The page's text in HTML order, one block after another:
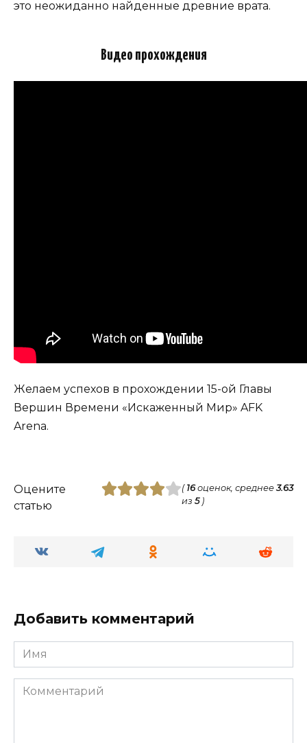
это неожиданно найденные древние врата.
Видео прохождения
Желаем успехов в прохождении 15-ой Главы
Вершин Времени «Искаженный Мир» AFK
Arena.
Оцените
статью
( 16оценок, среднее3.63
из 5)
Добавить комментарий
Имя
Комментарий